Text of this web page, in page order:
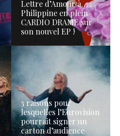
Lettre d’Amour à… :
Philippine en plein
CARDIO DRAME sur
son nouvel EP !
3 raisons pour
lesquelles l’Eurovision
pourrait signer un
carton d’audience